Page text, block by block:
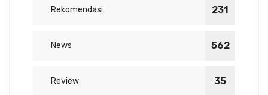
Rekomendasi 231
News 562
Review 35